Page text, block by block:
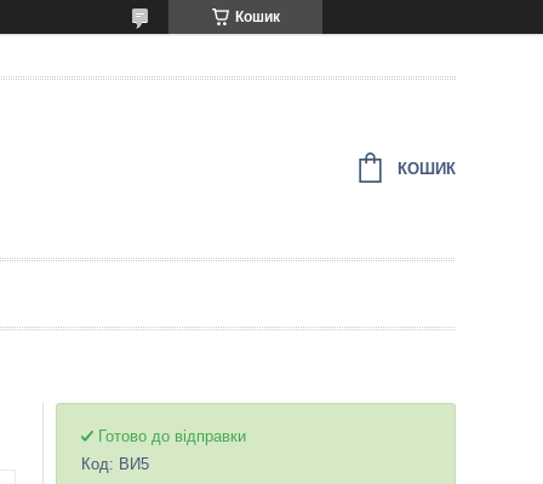
Кошик
КОШИК
Готово до відправки
Код: ВИ5